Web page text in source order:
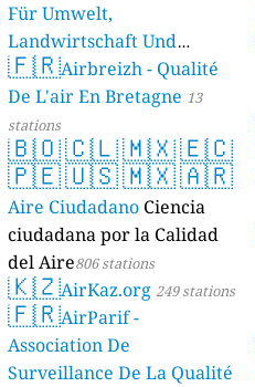
Für Umwelt,
Landwirtschaft Und
Geologie) 50 stations
🇫🇷Airbreizh - Qualité
De L'air En Bretagne 13
stations
🇧🇴🇨🇱🇲🇽🇪🇨
🇵🇪🇺🇸🇲🇽🇦🇷
Aire Ciudadano Ciencia
ciudadana por la Calidad
del Aire806 stations
🇰🇿AirKaz.org 249 stations
🇫🇷AirParif -
Association De
Surveillance De La Qualité